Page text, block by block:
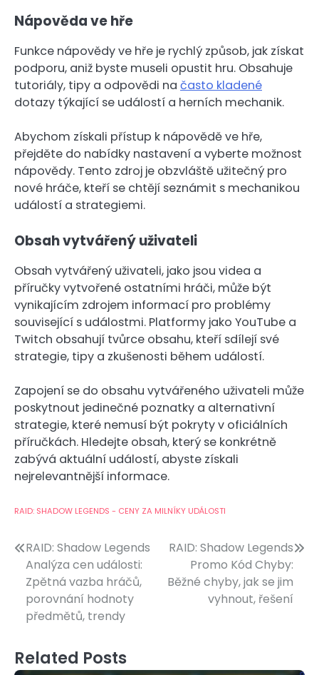
Nápověda ve hře
Funkce nápovědy ve hře je rychlý způsob, jak získat
podporu, aniž byste museli opustit hru. Obsahuje
tutoriály, tipy a odpovědi na často kladené
dotazy týkající se událostí a herních mechanik.
Abychom získali přístup k nápovědě ve hře,
přejděte do nabídky nastavení a vyberte možnost
nápovědy. Tento zdroj je obzvláště užitečný pro
nové hráče, kteří se chtějí seznámit s mechanikou
událostí a strategiemi.
Obsah vytvářený uživateli
Obsah vytvářený uživateli, jako jsou videa a
příručky vytvořené ostatními hráči, může být
vynikajícím zdrojem informací pro problémy
související s událostmi. Platformy jako YouTube a
Twitch obsahují tvůrce obsahu, kteří sdílejí své
strategie, tipy a zkušenosti během událostí.
Zapojení se do obsahu vytvářeného uživateli může
poskytnout jedinečné poznatky a alternativní
strategie, které nemusí být pokryty v oficiálních
příručkách. Hledejte obsah, který se konkrétně
zabývá aktuální událostí, abyste získali
nejrelevantnější informace.
RAID: SHADOW LEGENDS - CENY ZA MILNÍKY UDÁLOSTI
Post
navigation
RAID: Shadow Legends
Analýza cen události:
Zpětná vazba hráčů,
porovnání hodnoty
předmětů, trendy
RAID: Shadow Legends
Promo Kód Chyby:
Běžné chyby, jak se jim
vyhnout, řešení
Related Posts